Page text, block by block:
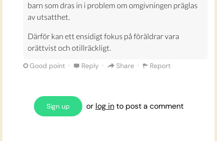
barn som dras in i problem om omgivningen präglas
av utsatthet.
Därför kan ett ensidigt fokus på föräldrar vara
orättvist och otillräckligt.
Good point · Reply · Share · Report
Sign up or log into post a comment